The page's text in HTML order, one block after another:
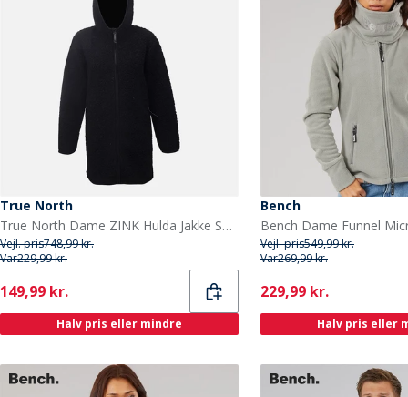
True North
True North Dame ZINK Hulda Jakke Sort
Vejl. pris748,99 kr.
Var229,99 kr.
Current
149,99 kr.
Halv pris eller mindre
Bench
Vejl. pris549,99 kr.
Var269,99 kr.
Current
229,99 kr.
Halv pris eller